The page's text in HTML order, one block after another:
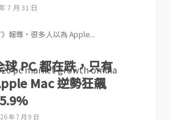
7 月 31 日
報導，很多人以為 Apple...
球 PC 都在跌，只有
Mac 逆勢狂飆
年 7 月 9 日